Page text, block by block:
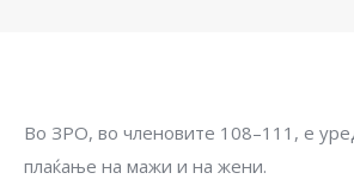
Во ЗРО, во членовите 108–111, е
плаќање на мажи и на жени.